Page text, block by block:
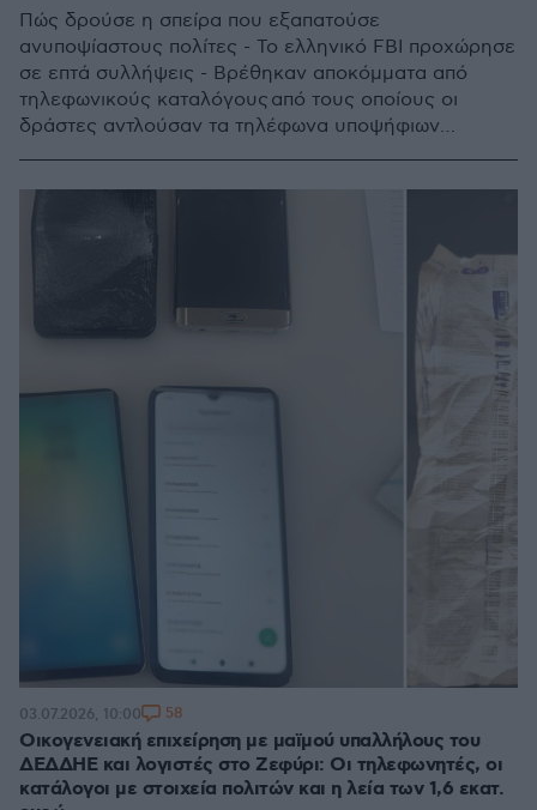
Πώς δρούσε η σπείρα που εξαπατούσε
ανυποψίαστους πολίτες - Το ελληνικό FBI προχώρησε
σε επτά συλλήψεις - Βρέθηκαν αποκόμματα από
τηλεφωνικούς καταλόγους από τους οποίους οι
δράστες αντλούσαν τα τηλέφωνα υποψήφιων
Οικογενειακή επιχείρηση με μαϊμού υπαλλήλους του
ΔΕΔΔΗΕ και λογιστές στο Ζεφύρι: Οι τηλεφωνητές, οι
κατάλογοι με στοιχεία πολιτών και η λεία των 1,6 εκατ.
03.07.2026, 10:00 58